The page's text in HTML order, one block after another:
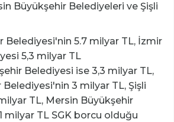
Büyükşehir Belediyeleri ve Şişli
Belediyesi'nin 5.7 milyar TL, İzmir
5,3 milyar TL
Belediyesi ise 3,3 milyar TL,
3 milyar TL, Şişli
TL, Mersin Büyükşehir
milyar TL SGK borcu olduğu